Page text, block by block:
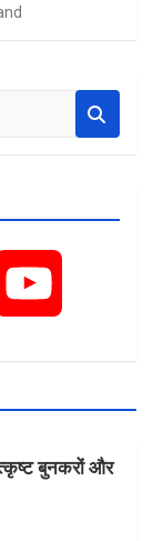
u
बुनकरों और